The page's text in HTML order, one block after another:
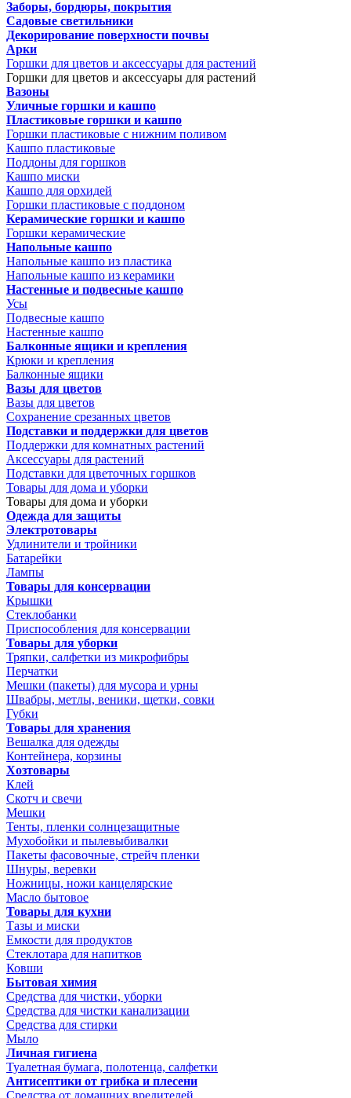
Заборы, бордюры, покрытия
Садовые светильники
Декорирование поверхности почвы
Арки
Горшки для цветов и аксессуары для растений
Горшки для цветов и аксессуары для растений
Вазоны
Уличные горшки и кашпо
Пластиковые горшки и кашпо
Горшки пластиковые с нижним поливом
Кашпо пластиковые
Поддоны для горшков
Кашпо миски
Кашпо для орхидей
Горшки пластиковые с поддоном
Керамические горшки и кашпо
Горшки керамические
Напольные кашпо
Напольные кашпо из пластика
Напольные кашпо из керамики
Настенные и подвесные кашпо
Усы
Подвесные кашпо
Настенные кашпо
Балконные ящики и крепления
Крюки и крепления
Балконные ящики
Вазы для цветов
Вазы для цветов
Сохранение срезанных цветов
Подставки и поддержки для цветов
Поддержки для комнатных растений
Аксессуары для растений
Подставки для цветочных горшков
Товары для дома и уборки
Товары для дома и уборки
Одежда для защиты
Электротовары
Удлинители и тройники
Батарейки
Лампы
Товары для консервации
Крышки
Стеклобанки
Приспособления для консервации
Товары для уборки
Тряпки, салфетки из микрофибры
Перчатки
Мешки (пакеты) для мусора и урны
Швабры, метлы, веники, щетки, совки
Губки
Товары для хранения
Вешалка для одежды
Контейнера, корзины
Хозтовары
Клей
Скотч и свечи
Мешки
Тенты, пленки солнцезащитные
Мухобойки и пылевыбивалки
Пакеты фасовочные, стрейч пленки
Шнуры, веревки
Ножницы, ножи канцелярские
Масло бытовое
Товары для кухни
Тазы и миски
Емкости для продуктов
Стеклотара для напитков
Ковши
Бытовая химия
Средства для чистки, уборки
Средства для чистки канализации
Средства для стирки
Мыло
Личная гигиена
Туалетная бумага, полотенца, салфетки
Антисептики от грибка и плесени
Средства от домашних вредителей